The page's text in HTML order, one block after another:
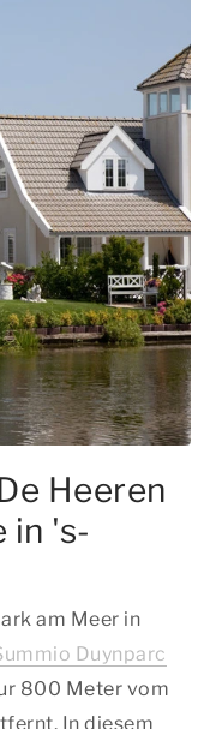
Heeren
in 's-
am Meer in
Duynparc
800 Meter vom
In diesem